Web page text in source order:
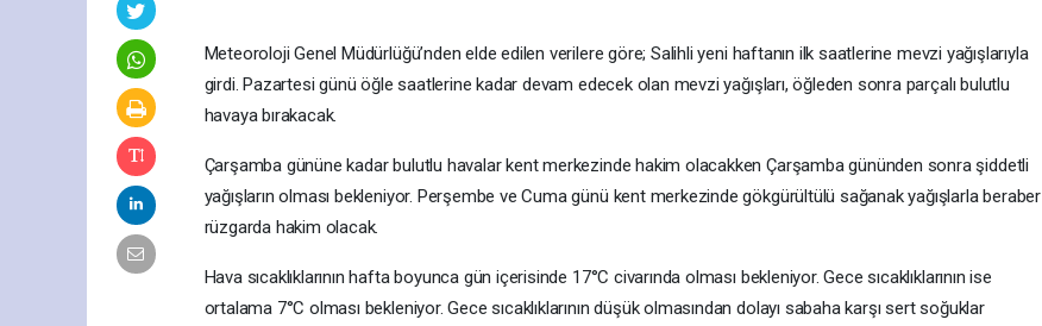
Meteoroloji Genel Müdürlüğü’nden elde edilen verilere göre; Salihli yeni haftanın ilk saatlerine mevzi yağışlarıyla
girdi. Pazartesi günü öğle saatlerine kadar devam edecek olan mevzi yağışları, öğleden sonra parçalı bulutlu
havaya bırakacak.
Çarşamba gününe kadar bulutlu havalar kent merkezinde hakim olacakken Çarşamba gününden sonra şiddetli
yağışların olması bekleniyor. Perşembe ve Cuma günü kent merkezinde gökgürültülü sağanak yağışlarla beraber
rüzgarda hakim olacak.
Hava sıcaklıklarının hafta boyunca gün içerisinde 17°C civarında olması bekleniyor. Gece sıcaklıklarının ise
ortalama 7°C olması bekleniyor. Gece sıcaklıklarının düşük olmasından dolayı sabaha karşı sert soğuklar